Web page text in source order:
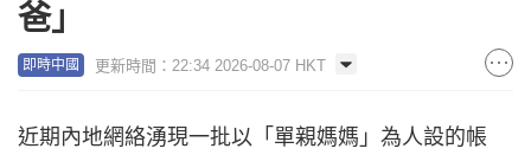
爸」
即時中國 更新時間：22:34 2026-08-07 HKT
近期內地網絡湧現一批以「單親媽媽」為人設的帳